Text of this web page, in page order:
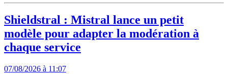
Shieldstral : Mistral lance un petit
modèle pour adapter la modération à
chaque service
07/08/2026 à 11:07